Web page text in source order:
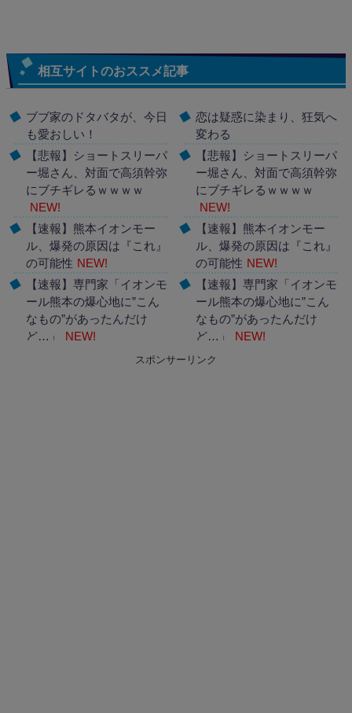
相互サイトのおススメ記事
ブブ家のドタバタが、今日
も愛おしい！
【悲報】ショートスリーパ
ー堀さん、対面で高須幹弥
にブチギレるｗｗｗｗ
NEW!
【速報】熊本イオンモー
ル、爆発の原因は『これ』
の可能性 NEW!
【速報】専門家「イオンモ
ール熊本の爆心地に”こん
なもの”があったんだけ
ど…」
NEW!
Powered by livedoor 相互
恋は疑惑に染まり、狂気へ
変わる
【悲報】ショートスリーパ
ー堀さん、対面で高須幹弥
にブチギレるｗｗｗｗ
NEW!
【速報】熊本イオンモー
ル、爆発の原因は『これ』
の可能性 NEW!
【速報】専門家「イオンモ
ール熊本の爆心地に”こん
なもの”があったんだけ
ど…」
NEW!
Powered by livedoor 相互
スポンサーリンク